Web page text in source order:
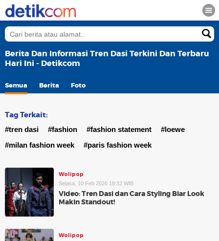
Berita Dan Informasi Tren Dasi Terkini Dan Terbaru
Hari Ini - Detikcom
Semua Berita Foto
Tag Terkait:
#tren dasi #fashion #fashion statement
#loewe
#milan fashion week
#paris fashion week
Wolipop
Selasa, 10 Feb 2026 18:32 WIB
Video: Tren Dasi dan Cara Styling Biar Look
Makin Standout!
Wolipop